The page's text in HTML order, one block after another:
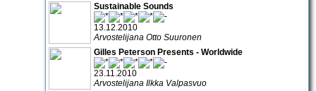
Sustainable Sounds
13.12.2010
Arvostelijana Otto Suuronen
Gilles Peterson Presents - Worldwide
23.11.2010
Arvostelijana Ilkka Valpasvuo